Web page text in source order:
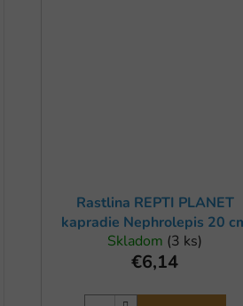
Rastlina REPTI PLANET
kapradie Nephrolepis 20
Skladom (3 ks)
€6,14